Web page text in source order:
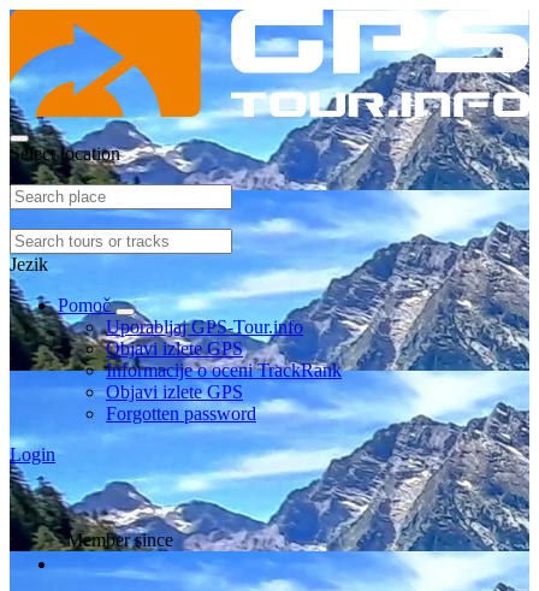
Select location
Jezik
Pomoč
Uporabljaj GPS-Tour.info
Objavi izlete GPS
Informacije o oceni TrackRank
Objavi izlete GPS
Forgotten password
Login
Member since